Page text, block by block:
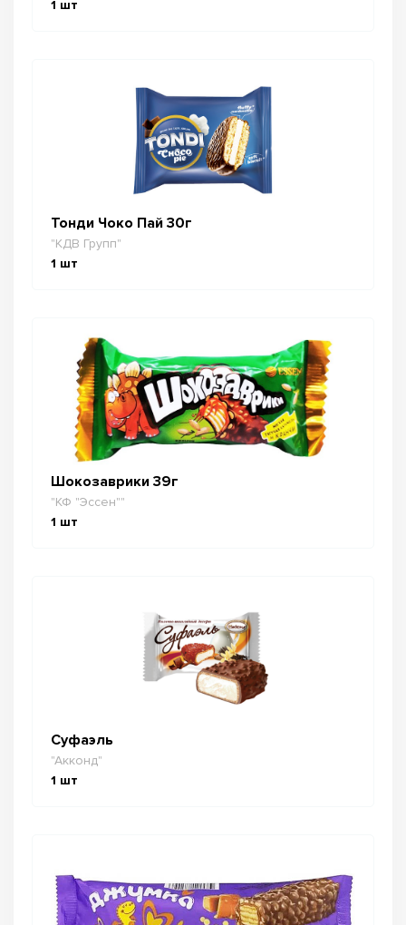
1 шт
Тонди Чоко Пай 30г
"КДВ Групп"
1 шт
Шокозаврики 39г
"КФ "Эссен""
1 шт
Суфаэль
"Акконд"
1 шт